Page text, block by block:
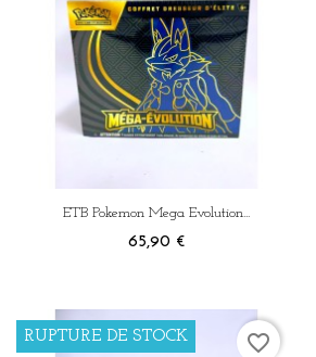
ETB Pokemon Mega Evolution...
Prix
65,90 €
RUPTURE DE STOCK favorite_border
Annuler